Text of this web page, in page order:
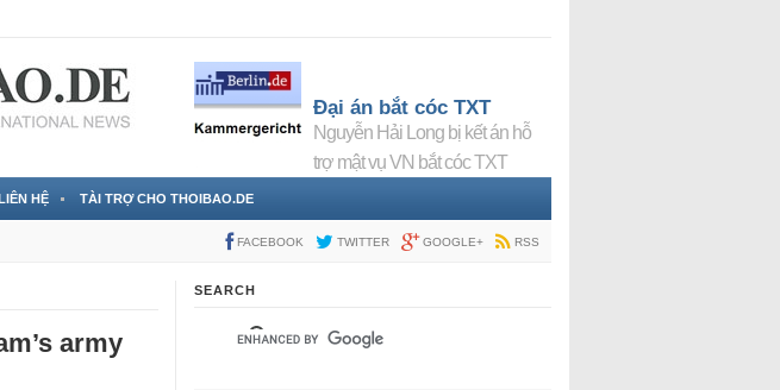
Đại án bắt cóc TXT
Nguyễn Hải Long bị kết án hỗ
trợ mật vụ VN bắt cóc TXT
HỆ TÀI TRỢ CHO THOIBAO.DE
FACEBOOK TWITTER GOOGLE+ RSS
army
SEARCH